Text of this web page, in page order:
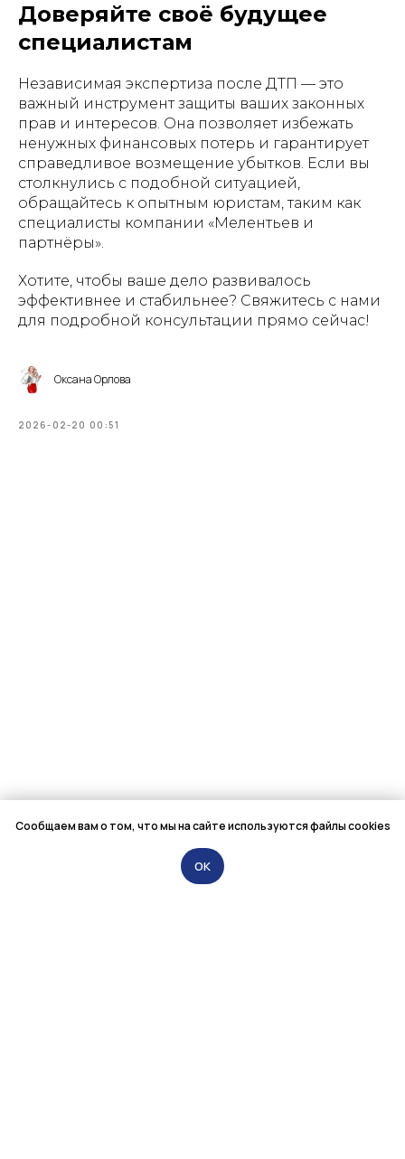
Доверяйте своё будущее
специалистам
Независимая экспертиза после ДТП — это
важный инструмент защиты ваших законных
прав и интересов. Она позволяет избежать
ненужных финансовых потерь и гарантирует
справедливое возмещение убытков. Если вы
столкнулись с подобной ситуацией,
обращайтесь к опытным юристам, таким как
специалисты компании «Мелентьев и
партнёры».
Хотите, чтобы ваше дело развивалось
эффективнее и стабильнее? Свяжитесь с нами
для подробной консультации прямо сейчас!
Оксана Орлова
2026-02-20 00:51
Сообщаем вам о том, что мы на сайте используются файлы cookies
OK